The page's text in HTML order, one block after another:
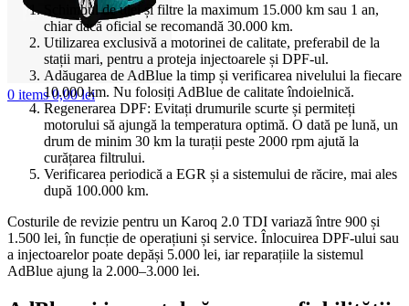
0 items 0,00lei
Schimbul de ulei și filtre la maximum 15.000 km sau 1 an,
chiar dacă oficial se recomandă 30.000 km.
Utilizarea exclusivă a motorinei de calitate, preferabil de la
stații mari, pentru a proteja injectoarele și DPF-ul.
Adăugarea de AdBlue la timp și verificarea nivelului la fiecare
10.000 km. Nu folosiți AdBlue de calitate îndoielnică.
Regenerarea DPF: Evitați drumurile scurte și permiteți
motorului să ajungă la temperatura optimă. O dată pe lună, un
drum de minim 30 km la turații peste 2000 rpm ajută la
curățarea filtrului.
Verificarea periodică a EGR și a sistemului de răcire, mai ales
după 100.000 km.
Costurile de revizie pentru un Karoq 2.0 TDI variază între 900 și
1.500 lei, în funcție de operațiuni și service. Înlocuirea DPF-ului sau
a injectoarelor poate depăși 5.000 lei, iar reparațiile la sistemul
AdBlue ajung la 2.000–3.000 lei.